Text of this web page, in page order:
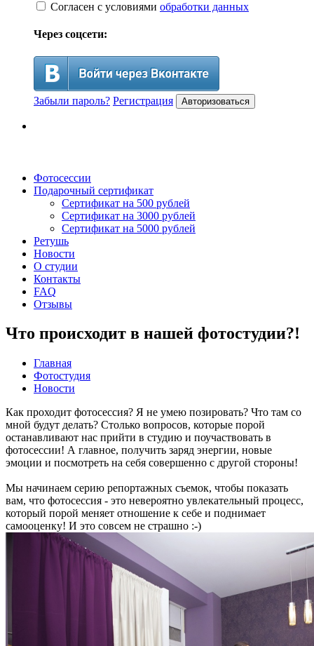
Согласен с условиями обработки данных
Через соцсети:
Забыли пароль? Регистрация Авторизоваться
Фотосессии
Подарочный сертификат
Сертификат на 500 рублей
Сертификат на 3000 рублей
Сертификат на 5000 рублей
Ретушь
Новости
О студии
Контакты
FAQ
Отзывы
Что происходит в нашей фотостудии?!
Главная
Фотостудия
Новости
Как проходит фотосессия? Я не умею позировать? Что там со
мной будут делать? Столько вопросов, которые порой
останавливают нас прийти в студию и поучаствовать в
фотосессии! А главное, получить заряд энергии, новые
эмоции и посмотреть на себя совершенно с другой стороны!
Мы начинаем серию репортажных съемок, чтобы показать
вам, что фотосессия - это невероятно увлекательный процесс,
который порой меняет отношение к себе и поднимает
самооценку! И это совсем не страшно :-)